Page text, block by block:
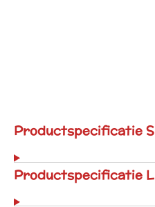
Productspecificatie S
Productspecificatie L